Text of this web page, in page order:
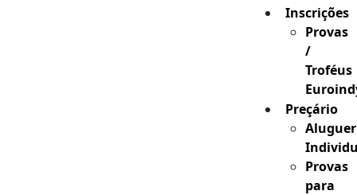
Inscrições
Provas
/
Troféus
Preçário
Aluguer
Provas
para